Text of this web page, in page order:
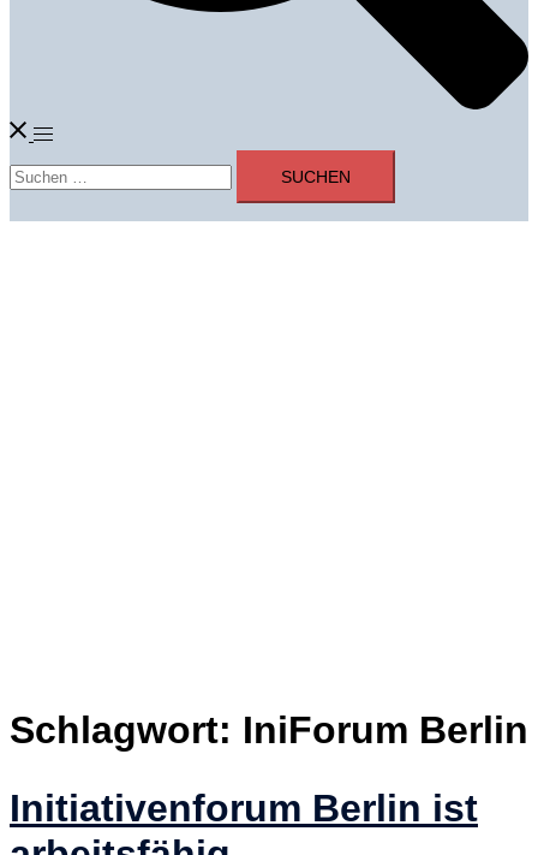
Menü
umschalten
Suchen
nach:
Schlagwort: IniForum Berlin
Initiativenforum Berlin ist